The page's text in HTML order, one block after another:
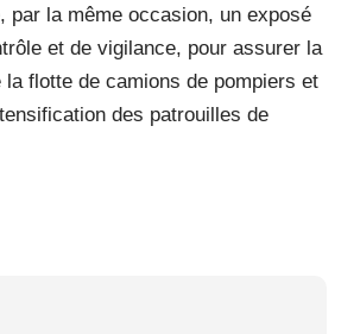
la même occasion, un exposé
et de vigilance, pour assurer la
flotte de camions de pompiers et
des patrouilles de